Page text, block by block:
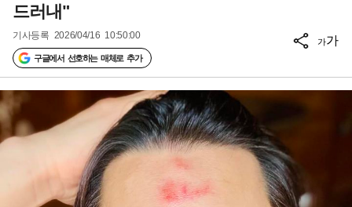
드러내"
기사등록 2026/04/16 10:50:00
구글에서 선호하는 매체로 추가
가가